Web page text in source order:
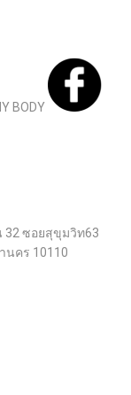
BODY
32 ซอยสุขุมวิท63
นคร 10110